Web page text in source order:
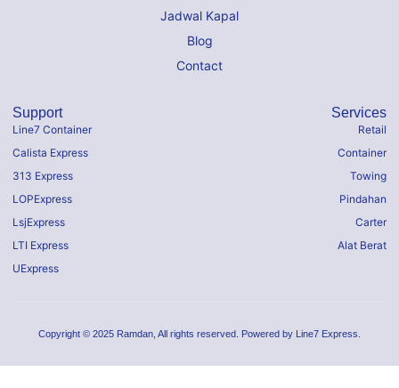
Jadwal Kapal
Blog
Contact
Support
Line7 Container
Calista Express
313 Express
LOPExpress
LsjExpress
LTI Express
UExpress
Services
Retail
Container
Towing
Pindahan
Carter
Alat Berat
Copyright © 2025 Ramdan, All rights reserved. Powered by Line7 Express.